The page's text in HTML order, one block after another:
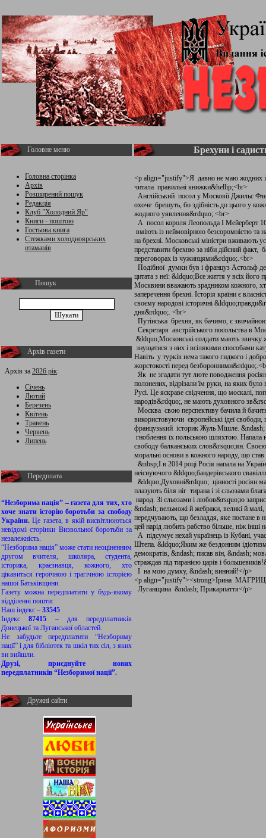
Головне меню
Головна сторінка
Архів
Розширений пошук
Редакція
Клуб "Холодний Яр"
Книги - поштою
Гостьова книга
Стежками холодноярських
отаманів
Пошук
Архів газети
Архів за 2026 рік:
Січень
Лютий
Березень
Квітень
Травень
Червень
Липень
Передплата
“Незборима нація” – газета для тих, хто
хоче знати історію боротьби за свободу
України.Це газета, в якій висвітлюються
невідомі сторінки Визвольної боротьби за
незалежність.
“Незборима нація” може стати неоціненним
другом вчителя, школяра, студента,
історика, краєзнавця, кожного, хто
цікавиться героїчною і трагічною історією
нашої Батьківщини.
Газету можна передплатити у будь-якому
відділенні пошти:
Наш індекс – 33545
Індекс87415 – для передплатників
Донецької та Луганської областей.
Не забудьте передплатити “Незбориму
нації” і для бібліотек та шкіл тих сіл, з яких
ви вийшли.
Друзі, приєднуйте нових
передплатників “Незборимої нації”.
Дружні сайти
Брехуни і
<p align="justify">Я давно не маю жодних
читала правильні книжки&hellip;<br>
Англійський посол у Московії Джильс
охоче брешуть, бо здібність до цього у
жодного уявлення&rdquo;.<br>
А посол короля Леопольда І Мейерберт
вміють із неймовірною безсоромністю та
на брехні. Московські міністри вживають
представити брехню за ніби дійсний
переговорах із чужинцями&rdquo;.<br>
Подібної думки був і француз Астольф
цитата з неї: &ldquo;Все життя у всіх його
Москвини вважають зрадником кожного,
заперечення брехні. Історія країни є
своєму народові історичні
дня&rdquo;. <br>
Путінська брехня, як бачимо, є
Секретаря австрійського посольства в
&ldquo;Московські солдати мають звичку
знущатися з них і всілякими способами
Навіть у турків нема такого гидкого і
жорстокості перед
Як не згадати тут люте поводження
полонених, відрізали їм руки, на яких
Русі. Це яскраве свідчення, що москалі,
народів&rdquo;, не мають духовного
Москва свою перспективу бачила й
використовуючи європейські ідеї
французький історик Жуль Мішле.
гноблення їх польською шляхтою. Напала
свободу балканських слов&rsquo;ян.
моральні основи в кожного народу, що
&nbsp;І в 2014 році Росія напала на
неіснуючого &ldquo;бандерівського
&ldquo;Духовні&rdquo; цінності росіян
плазують біля ніг тирана і зі сльозами
народ. Зі сльозами і любов&rsquo;ю
&ndash; вельможі й жебраки, великі й
передчувають, що безладдя, яке постане в
цей нарід любить рабство більше, ніж
А підсумує нехай українець із Кубані,
Штепа. &ldquo;Яким же бездонним
демократів, &ndash; писав він, &ndash;
страждав під тиранією царів і
І на мою думку, &ndash; винний!</p>
<p align="justify"><strong>Ірина
Луганщина &ndash; Прикарпаття</p>